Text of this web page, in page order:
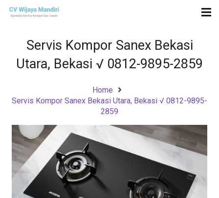
Servis Kompor Sanex Bekasi
Utara, Bekasi √ 0812-9895-2859
Home
Servis Kompor Sanex Bekasi Utara, Bekasi √ 0812-9895-
2859